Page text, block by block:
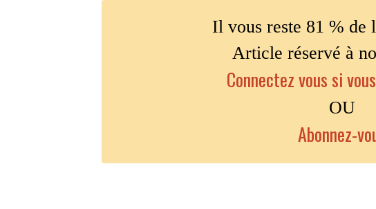
Il vous reste 81 % de
Article réservé à
Connectez vous si
OU
Abonnez-